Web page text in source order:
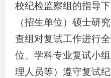
校纪检监察组的指导
（招生单位）硕士研
查组对复试工作进行
位、学科专业复试小
理人员等）遵守复试